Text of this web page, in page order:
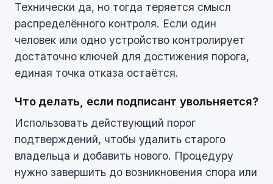
Технически да, но тогда теряется смысл
распределённого контроля. Если один
человек или одно устройство контролирует
достаточно ключей для достижения порога,
единая точка отказа остаётся.
Что делать, если подписант увольняется?
Использовать действующий порог
подтверждений, чтобы удалить старого
владельца и добавить нового. Процедуру
нужно завершить до возникновения спора или